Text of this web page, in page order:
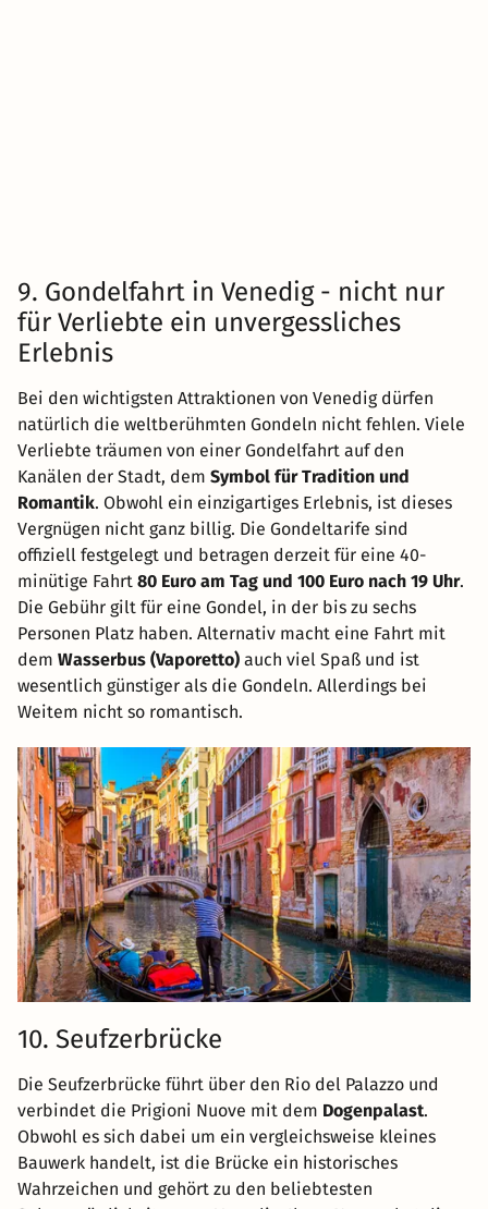
9. Gondelfahrt in Venedig - nicht nur
für Verliebte ein unvergessliches
Erlebnis
Bei den wichtigsten Attraktionen von Venedig dürfen
natürlich die weltberühmten Gondeln nicht fehlen. Viele
Verliebte träumen von einer Gondelfahrt auf den
Kanälen der Stadt, dem Symbol für Tradition und
Romantik. Obwohl ein einzigartiges Erlebnis, ist dieses
Vergnügen nicht ganz billig. Die Gondeltarife sind
offiziell festgelegt und betragen derzeit für eine 40-
minütige Fahrt 80 Euro am Tag und 100 Euro nach 19 Uhr.
Die Gebühr gilt für eine Gondel, in der bis zu sechs
Personen Platz haben. Alternativ macht eine Fahrt mit
dem Wasserbus (Vaporetto) auch viel Spaß und ist
wesentlich günstiger als die Gondeln. Allerdings bei
Weitem nicht so romantisch.
10. Seufzerbrücke
Die Seufzerbrücke führt über den Rio del Palazzo und
verbindet die Prigioni Nuove mit dem Dogenpalast.
Obwohl es sich dabei um ein vergleichsweise kleines
Bauwerk handelt, ist die Brücke ein historisches
Wahrzeichen und gehört zu den beliebtesten